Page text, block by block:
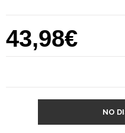
43,98€
NO